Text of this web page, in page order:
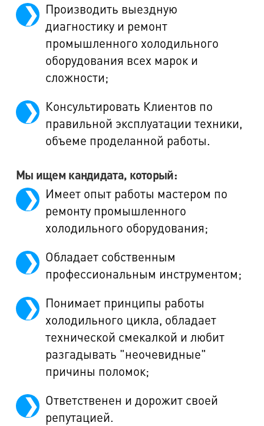
Производить выездную
диагностику и ремонт
промышленного холодильного
оборудования всех марок и
сложности;
Консультировать Клиентов по
правильной эксплуатации техники,
объеме проделанной работы.
Мы ищем кандидата, который:
Имеет опыт работы мастером по
ремонту промышленного
холодильного оборудования;
Обладает собственным
профессиональным инструментом;
Понимает принципы работы
холодильного цикла, обладает
технической смекалкой и любит
разгадывать "неочевидные"
причины поломок;
Ответственен и дорожит своей
репутацией.